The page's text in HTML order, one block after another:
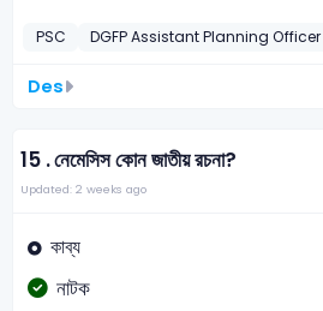
PSC DGFP Assistant Planning Officer
Des
15 .নেমেসিস কোন জাতীয় রচনা?
Updated: 2 weeks ago
কাব্য
নাটক